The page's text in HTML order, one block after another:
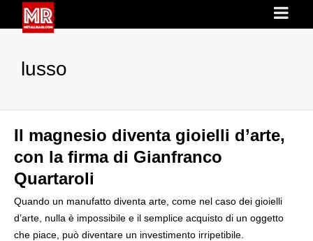
lusso
Il magnesio diventa gioielli d’arte,
con la firma di Gianfranco
Quartaroli
Quando un manufatto diventa arte, come nel caso dei gioielli
d’arte, nulla è impossibile e il semplice acquisto di un oggetto
che piace, può diventare un investimento irripetibile.